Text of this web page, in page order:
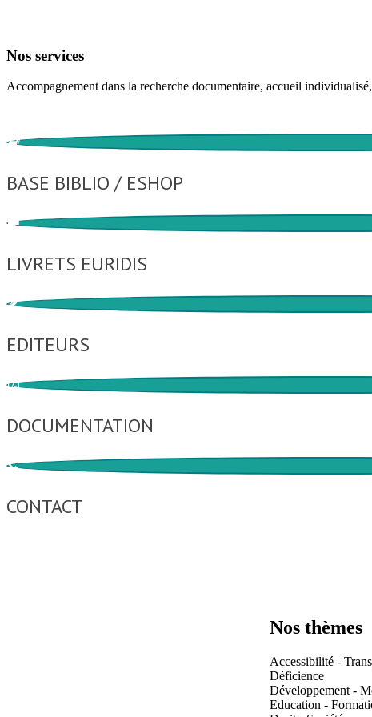
Nos services
Accompagnement dans la recherche documentaire, accueil
BASE BIBLIO / ESHOP
LIVRETS EURIDIS
EDITEURS
DOCUMENTATION
CONTACT
Nos thèmes
Accessibilité -
Déficience
Développement -
Education -